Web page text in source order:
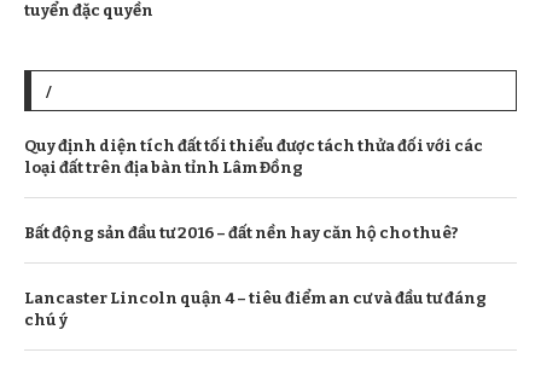
tuyển đặc quyền
/
Quy định diện tích đất tối thiểu được tách thửa đối với các
loại đất trên địa bàn tỉnh Lâm Đồng
Bất động sản đầu tư 2016 – đất nền hay căn hộ cho thuê?
Lancaster Lincoln quận 4 – tiêu điểm an cư và đầu tư đáng
chú ý